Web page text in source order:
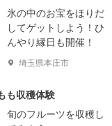
氷の中のお宝をほりだ
してゲットしよう！ひ
んやり縁日も開催！
埼玉県本庄市
も収穫体験
旬のフルーツを収穫し